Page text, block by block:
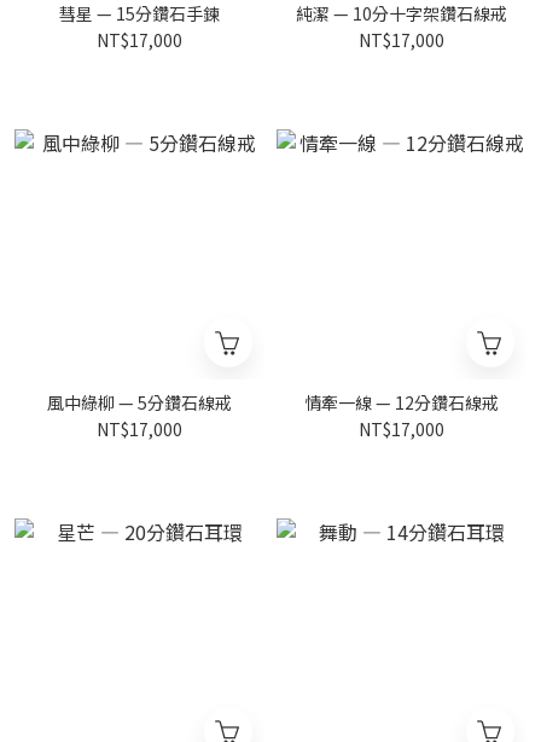
彗星 — 15分鑽石手鍊
NT$17,000
純潔 — 10分十字架鑽石線戒
NT$17,000
風中綠柳 — 5分鑽石線戒
NT$17,000
情牽一線 — 12分鑽石線戒
NT$17,000